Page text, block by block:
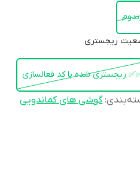
ریجستری
ریجستری شده با کد فعالسازی
:گوشی های کماندویی